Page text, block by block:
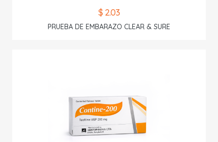
$ 2.03
PRUEBA DE EMBARAZO CLEAR & SURE